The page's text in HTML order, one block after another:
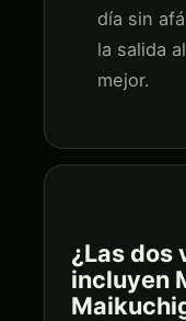
día sin
la salida
mejor.
¿Las dos
incluyen